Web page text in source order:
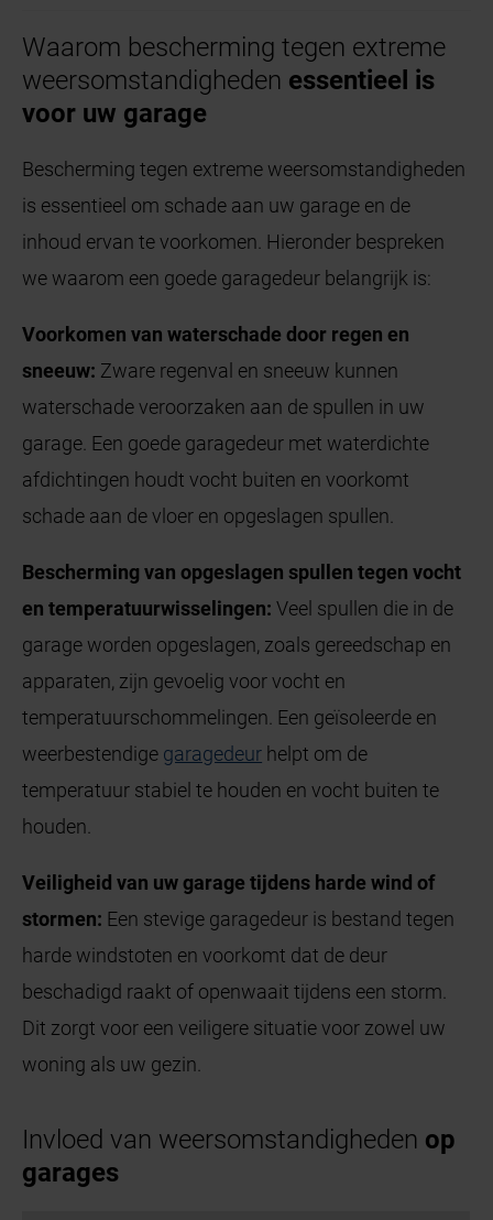
Waarom bescherming tegen extreme
weersomstandigheden essentieel is
voor uw garage
Bescherming tegen extreme weersomstandigheden
is essentieel om schade aan uw garage en de
inhoud ervan te voorkomen. Hieronder bespreken
we waarom een goede garagedeur belangrijk is:
Voorkomen van waterschade door regen en
sneeuw: Zware regenval en sneeuw kunnen
waterschade veroorzaken aan de spullen in uw
garage. Een goede garagedeur met waterdichte
afdichtingen houdt vocht buiten en voorkomt
schade aan de vloer en opgeslagen spullen.
Bescherming van opgeslagen spullen tegen vocht
en temperatuurwisselingen: Veel spullen die in de
garage worden opgeslagen, zoals gereedschap en
apparaten, zijn gevoelig voor vocht en
temperatuurschommelingen. Een geïsoleerde en
weerbestendige garagedeur helpt om de
temperatuur stabiel te houden en vocht buiten te
houden.
Veiligheid van uw garage tijdens harde wind of
stormen: Een stevige garagedeur is bestand tegen
harde windstoten en voorkomt dat de deur
beschadigd raakt of openwaait tijdens een storm.
Dit zorgt voor een veiligere situatie voor zowel uw
woning als uw gezin.
Invloed van weersomstandigheden op
garages